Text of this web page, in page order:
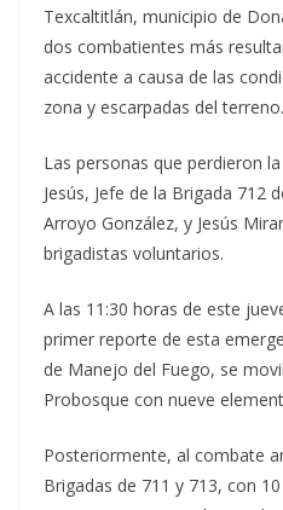
Texcaltitlán, municipio de
dos combatientes más
accidente a causa de las
zona y escarpadas del terreno.
Las personas que perdieron
Jesús, Jefe de la Brigada 712
Arroyo González, y Jesús
brigadistas voluntarios.
A las 11:30 horas de este
primer reporte de esta
de Manejo del Fuego, se
Probosque con nueve
Posteriormente, al combate
Brigadas de 711 y 713, con